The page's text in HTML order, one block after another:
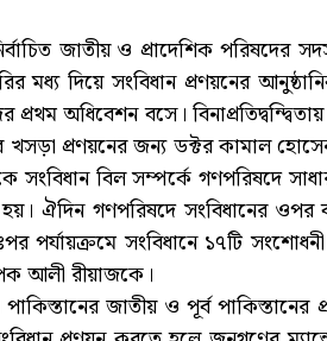
জাতীয় ও প্রাদেশিক পরিষদের
মধ্য দিয়ে সংবিধান প্রণয়নের
অধিবেশন বসে।
খসড়া প্রণয়নের জন্য ডক্টর কামাল
সংবিধান বিল সম্পর্কে গণপরিষদে
ঐদিন গণপরিষদে সংবিধানের ওপর
পর্যায়ক্রমে সংবিধানে ১৭টি
আলী রীয়াজকে।
জাতীয় ও পূর্ব পাকিস্তানের